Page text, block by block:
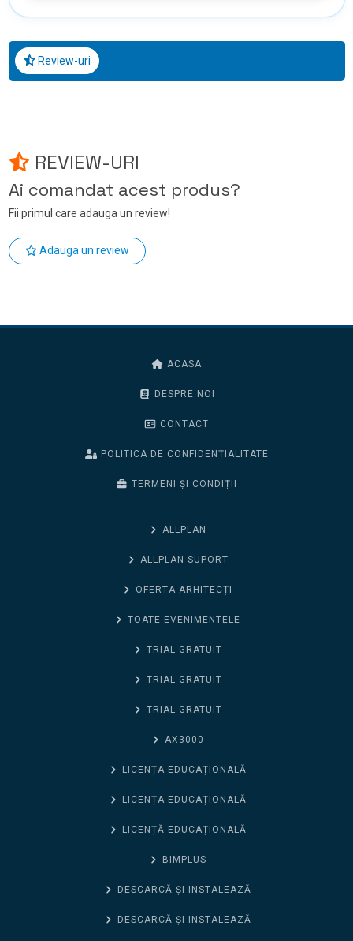
Review-uri
REVIEW-URI
Ai comandat acest produs?
Fii primul care adauga un review!
Adauga un review
ACASA
DESPRE NOI
CONTACT
POLITICA DE CONFIDENȚIALITATE
TERMENI ȘI CONDIȚII
ALLPLAN
ALLPLAN SUPORT
OFERTA ARHITECȚI
TOATE EVENIMENTELE
TRIAL GRATUIT
TRIAL GRATUIT
TRIAL GRATUIT
AX3000
LICENȚA EDUCAȚIONALĂ
LICENȚA EDUCAȚIONALĂ
LICENȚĂ EDUCAȚIONALĂ
BIMPLUS
DESCARCĂ ȘI INSTALEAZĂ
DESCARCĂ ȘI INSTALEAZĂ